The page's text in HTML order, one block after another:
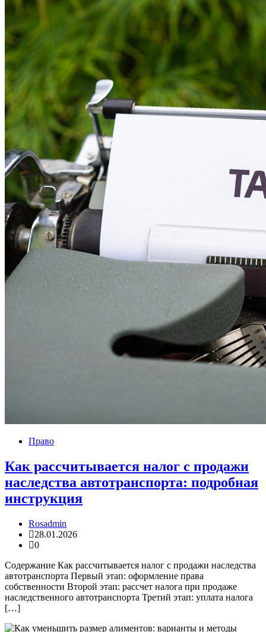
Право
Как рассчитывается налог с продажи
наследства автотранспорта: подробная
инструкция
Rosadmin
28.01.2026
0
Содержание Как рассчитывается налог с продажи наследства
автотранспорта Первый этап: оформление права
собственности Второй этап: рассчет налога при продаже
наследственного автотранспорта Третий этап: уплата налога
[…]